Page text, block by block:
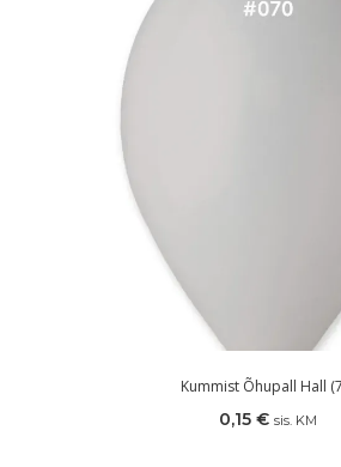
Kummist Õhupall Hall
0,15 € sis. KM